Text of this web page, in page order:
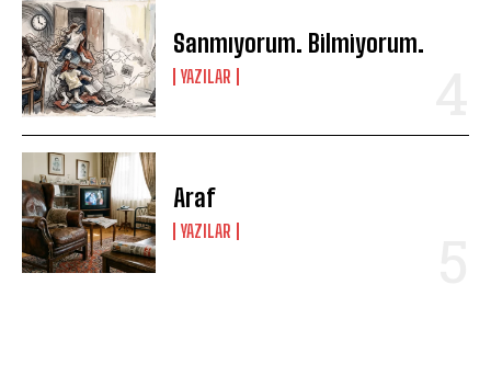
Sanmıyorum. Bilmiyorum.
YAZILAR
Araf
YAZILAR